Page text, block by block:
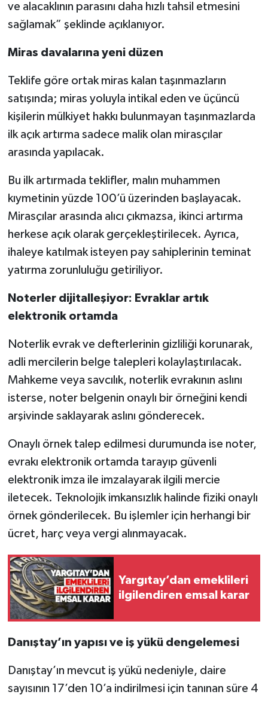
ve alacaklının parasını daha hızlı tahsil etmesini
sağlamak” şeklinde açıklanıyor.
Miras davalarına yeni düzen
Teklife göre ortak miras kalan taşınmazların
satışında; miras yoluyla intikal eden ve üçüncü
kişilerin mülkiyet hakkı bulunmayan taşınmazlarda
ilk açık artırma sadece malik olan mirasçılar
arasında yapılacak.
Bu ilk artırmada teklifler, malın muhammen
kıymetinin yüzde 100’ü üzerinden başlayacak.
Mirasçılar arasında alıcı çıkmazsa, ikinci artırma
herkese açık olarak gerçekleştirilecek. Ayrıca,
ihaleye katılmak isteyen pay sahiplerinin teminat
yatırma zorunluluğu getiriliyor.
Noterler dijitalleşiyor: Evraklar artık
elektronik ortamda
Noterlik evrak ve defterlerinin gizliliği korunarak,
adli mercilerin belge talepleri kolaylaştırılacak.
Mahkeme veya savcılık, noterlik evrakının aslını
isterse, noter belgenin onaylı bir örneğini kendi
arşivinde saklayarak aslını gönderecek.
Onaylı örnek talep edilmesi durumunda ise noter,
evrakı elektronik ortamda tarayıp güvenli
elektronik imza ile imzalayarak ilgili mercie
iletecek. Teknolojik imkansızlık halinde fiziki onaylı
örnek gönderilecek. Bu işlemler için herhangi bir
ücret, harç veya vergi alınmayacak.
Yargıtay’dan emeklileri
ilgilendiren emsal karar
Danıştay’ın yapısı ve iş yükü dengelemesi
Danıştay’ın mevcut iş yükü nedeniyle, daire
sayısının 17’den 10’a indirilmesi için tanınan süre 4